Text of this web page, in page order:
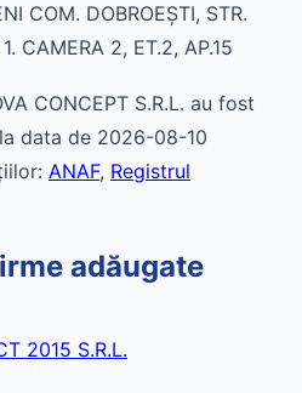
COM. DOBROEŞTI, STR.
CAMERA 2, ET.2, AP.15
CONCEPT S.R.L. au fost
data de 2026-08-10
ANAF, Registrul
adăugate
2015 S.R.L.